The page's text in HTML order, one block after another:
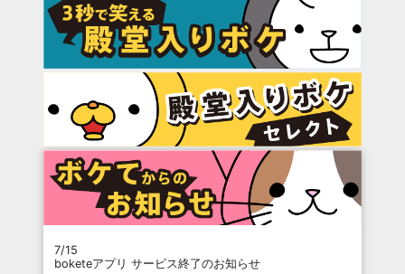
7/15
boketeアプリ サービス終了のお知らせ